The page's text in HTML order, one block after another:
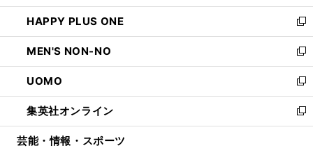
開
く
ウ
で
開
く
ン
ド
ウ
で
開
く
ウ
ィ
ン
ド
ウ
で
開
く
し
い
ウ
ィ
ン
ド
ウ
で
開
HAPPY PLUS ONE
新
し
い
ウ
ィ
ン
ド
ウ
MEN'S NON-NO
新
し
い
ウ
ィ
ン
UOMO
新
し
い
ウ
集英社オンライン
新
し
芸能・情報・スポーツ